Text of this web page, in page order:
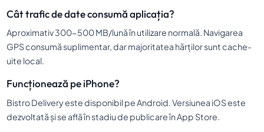
Cât trafic de date consumă aplicația?
Aproximativ 300-500 MB/lună în utilizare normală. Navigarea
GPS consumă suplimentar, dar majoritatea hărților sunt cache-
uite local.
Funcționează pe iPhone?
Bistro Delivery este disponibil pe Android. Versiunea iOS este
dezvoltată și se află în stadiu de publicare în App Store.